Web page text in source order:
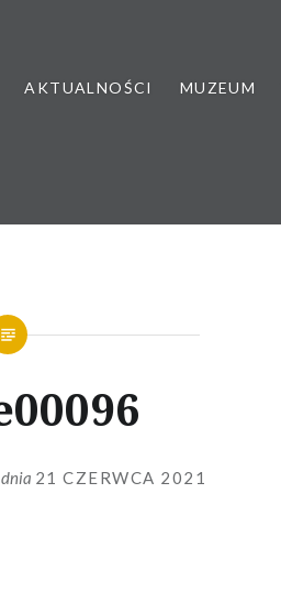
AKTUALNOŚCI MUZEUM
dnia 21 CZERWCA 2021